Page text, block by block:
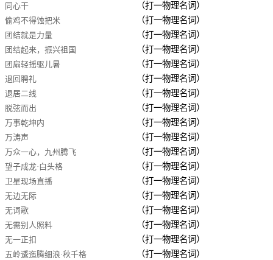
同心干 （打一物理名词）
偷鸡不得蚀把米 （打一物理名词）
团结就是力量 （打一物理名词）
团结起来，振兴祖国 （打一物理名词）
团扇轻摇驱儿暑 （打一物理名词）
退回聘礼 （打一物理名词）
退居二线 （打一物理名词）
脱弦而出 （打一物理名词）
万事乾坤内 （打一物理名词）
万涛声 （打一物理名词）
万众一心，九州腾飞 （打一物理名词）
望子成龙·白头格 （打一物理名词）
卫星现场直播 （打一物理名词）
无边无际 （打一物理名词）
无词歌 （打一物理名词）
无需别人照料 （打一物理名词）
无一正扣 （打一物理名词）
五岭逶迤腾细浪·秋千格 （打一物理名词）